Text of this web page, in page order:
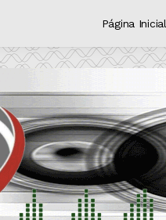
Página Inicial